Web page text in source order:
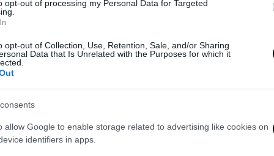
opt-out of processing my Personal Data for Targeted
opt-out of Collection, Use, Retention, Sale, and/or Sharing
Data that Is Unrelated with the Purposes for which it
allow Google to enable storage related to advertising like cookies on
identifiers in apps.
motociclistico italiano all’epoca valeva quanto tutto il mercato
e Yamaha agirono di conseguenza: la Honda potenziando lo
dal Giappone i motori e costruendo in Italia tutto il resto
la “Motori Minarelli” (Bo) e quindi costruendo il motore in Italia
resto della moto. Nel frattempo le case italiane ebbero il tempo di
di Atessa è oggi il maggior stabilimento di produzione
(ora del gruppo Yamaha) fornisce i motori anche per altri marchi
il traguardo dei 10 milioni di motori prodotti.